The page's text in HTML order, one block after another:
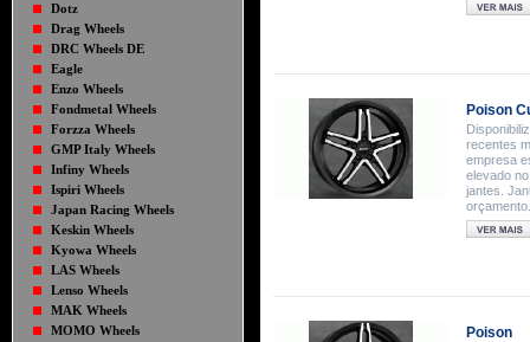
Dotz
Drag Wheels
DRC Wheels DE
Eagle
Enzo Wheels
Fondmetal Wheels
Forzza Wheels
GMP Italy Wheels
Infiny Wheels
Ispiri Wheels
Japan Racing Wheels
Keskin Wheels
Kyowa Wheels
LAS Wheels
Lenso Wheels
MAK Wheels
MOMO Wheels
Poison
recentes
empresa
elevado
jantes.
orçamento.
Poison